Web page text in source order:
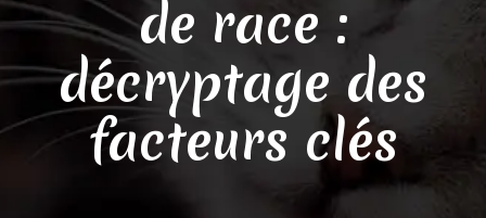
de race :
décryptage des
facteurs clés